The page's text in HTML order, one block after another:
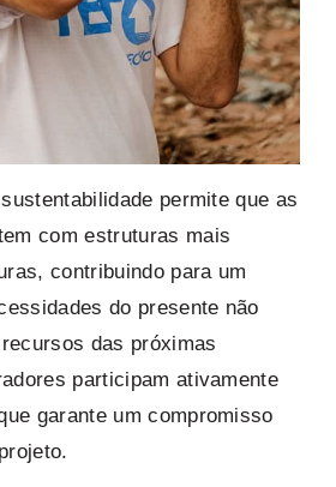
permite que as
com estruturas mais
contribuindo para um
do presente não
das próximas
participam ativamente
garante um compromisso